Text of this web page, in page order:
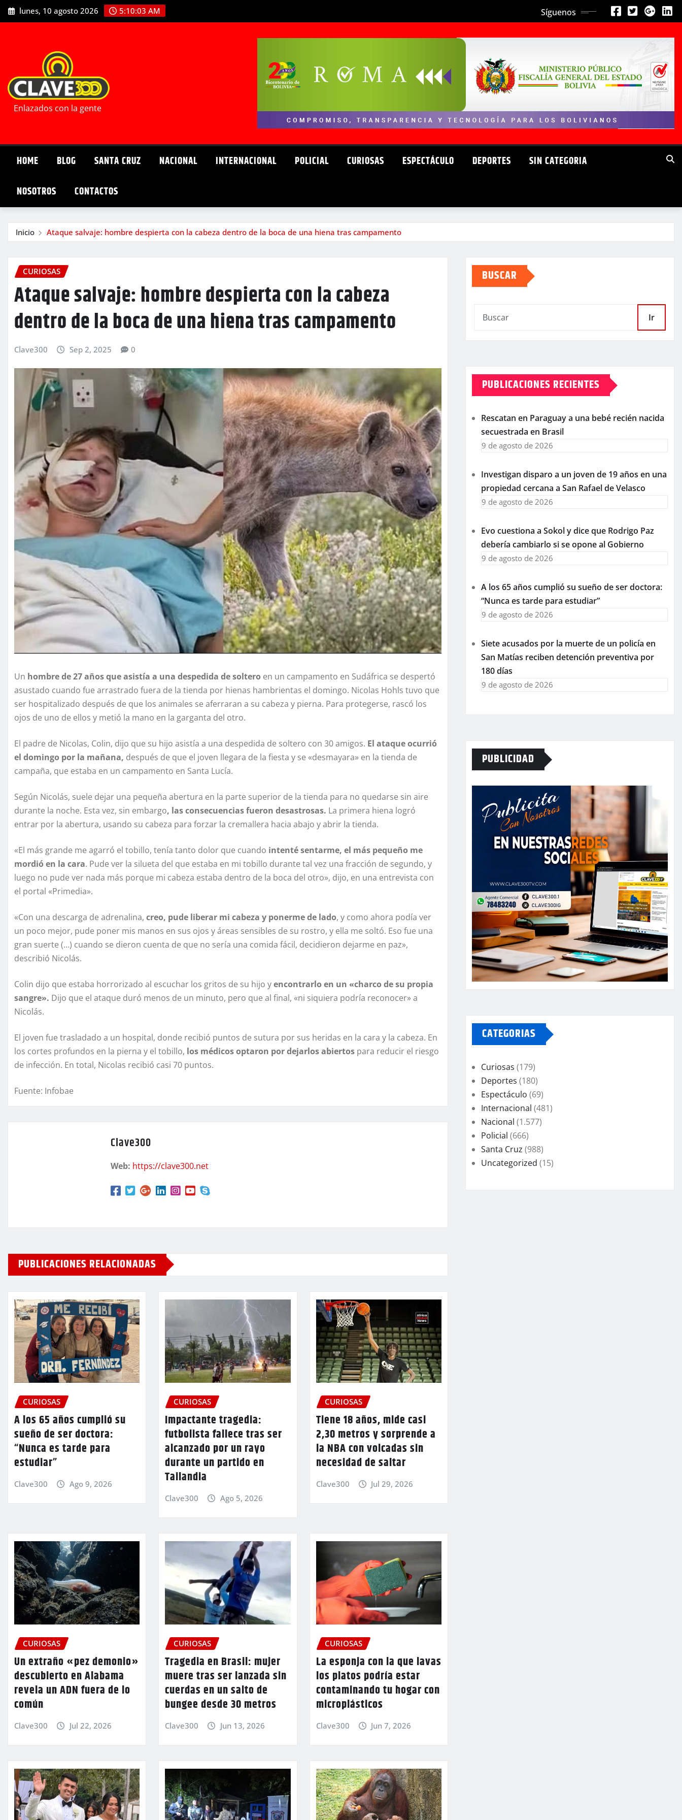
Saltar
al
lunes, 10 agosto 2026 5:10:05 AM Síguenos
Enlazados con la gente
HOME BLOG SANTA CRUZ NACIONAL INTERNACIONAL POLICIAL CURIOSAS ESPECTÁCULO DEPORTES SIN CATEGORIA
NOSOTROS CONTACTOS
Inicio Ataque salvaje: hombre despierta con la cabeza dentro de la boca de una hiena tras campamento
CURIOSAS
Ataque salvaje: hombre despierta con la cabeza
dentro de la boca de una hiena tras campamento
Clave300 Sep 2, 2025 0
Un hombre de 27 años que asistía a una despedida de soltero en un campamento en Sudáfrica se despertó
asustado cuando fue arrastrado fuera de la tienda por hienas hambrientas el domingo. Nicolas Hohls tuvo que
ser hospitalizado después de que los animales se aferraran a su cabeza y pierna. Para protegerse, rascó los
ojos de uno de ellos y metió la mano en la garganta del otro.
El padre de Nicolas, Colin, dijo que su hijo asistía a una despedida de soltero con 30 amigos. El ataque ocurrió
el domingo por la mañana, después de que el joven llegara de la fiesta y se «desmayara» en la tienda de
campaña, que estaba en un campamento en Santa Lucía.
Según Nicolás, suele dejar una pequeña abertura en la parte superior de la tienda para no quedarse sin aire
durante la noche. Esta vez, sin embargo, las consecuencias fueron desastrosas. La primera hiena logró
entrar por la abertura, usando su cabeza para forzar la cremallera hacia abajo y abrir la tienda.
«El más grande me agarró el tobillo, tenía tanto dolor que cuando intenté sentarme, el más pequeño me
mordió en la cara. Pude ver la silueta del que estaba en mi tobillo durante tal vez una fracción de segundo, y
luego no pude ver nada más porque mi cabeza estaba dentro de la boca del otro», dijo, en una entrevista con
el portal «Primedia».
«Con una descarga de adrenalina, creo, pude liberar mi cabeza y ponerme de lado, y como ahora podía ver
un poco mejor, pude poner mis manos en sus ojos y áreas sensibles de su rostro, y ella me soltó. Eso fue una
gran suerte (…) cuando se dieron cuenta de que no sería una comida fácil, decidieron dejarme en paz»,
describió Nicolás.
Colin dijo que estaba horrorizado al escuchar los gritos de su hijo yencontrarlo en un «charco de su propia
sangre». Dijo que el ataque duró menos de un minuto, pero que al final, «ni siquiera podría reconocer» a
Nicolás.
El joven fue trasladado a un hospital, donde recibió puntos de sutura por sus heridas en la cara y la cabeza. En
los cortes profundos en la pierna y el tobillo, los médicos optaron por dejarlos abiertos para reducir el riesgo
de infección. En total, Nicolas recibió casi 70 puntos.
Fuente: Infobae
Clave300
Web: https://clave300.net
PUBLICACIONES RELACIONADAS
CURIOSAS
A los 65 años cumplió su
sueño de ser doctora:
“Nunca es tarde para
estudiar”
Clave300 Ago 9, 2026
CURIOSAS
Impactante tragedia:
futbolista fallece tras ser
alcanzado por un rayo
durante un partido en
Tailandia
Clave300 Ago 5, 2026
CURIOSAS
Tiene 18 años, mide casi
2,30 metros y sorprende a
la NBA con volcadas sin
necesidad de saltar
Clave300 Jul 29, 2026
CURIOSAS
Un extraño «pez demonio»
descubierto en Alabama
revela un ADN fuera de lo
común
Clave300 Jul 22, 2026
CURIOSAS
Tragedia en Brasil: mujer
muere tras ser lanzada sin
cuerdas en un salto de
bungee desde 30 metros
Clave300 Jun 13, 2026
CURIOSAS
La esponja con la que lavas
los platos podría estar
contaminando tu hogar con
microplásticos
Clave300 Jun 7, 2026
BUSCAR
Ir
PUBLICACIONES RECIENTES
Rescatan en Paraguay a una bebé recién nacida
secuestrada en Brasil
9 de agosto de 2026
Investigan disparo a un joven de 19 años en una
propiedad cercana a San Rafael de Velasco
9 de agosto de 2026
Evo cuestiona a Sokol y dice que Rodrigo Paz
debería cambiarlo si se opone al Gobierno
9 de agosto de 2026
A los 65 años cumplió su sueño de ser doctora:
“Nunca es tarde para estudiar”
9 de agosto de 2026
Siete acusados por la muerte de un policía en
San Matías reciben detención preventiva por
180 días
9 de agosto de 2026
PUBLICIDAD
CATEGORIAS
Curiosas (179)
Deportes (180)
Espectáculo (69)
Internacional (481)
Nacional (1.577)
Policial (666)
Santa Cruz (988)
Uncategorized (15)